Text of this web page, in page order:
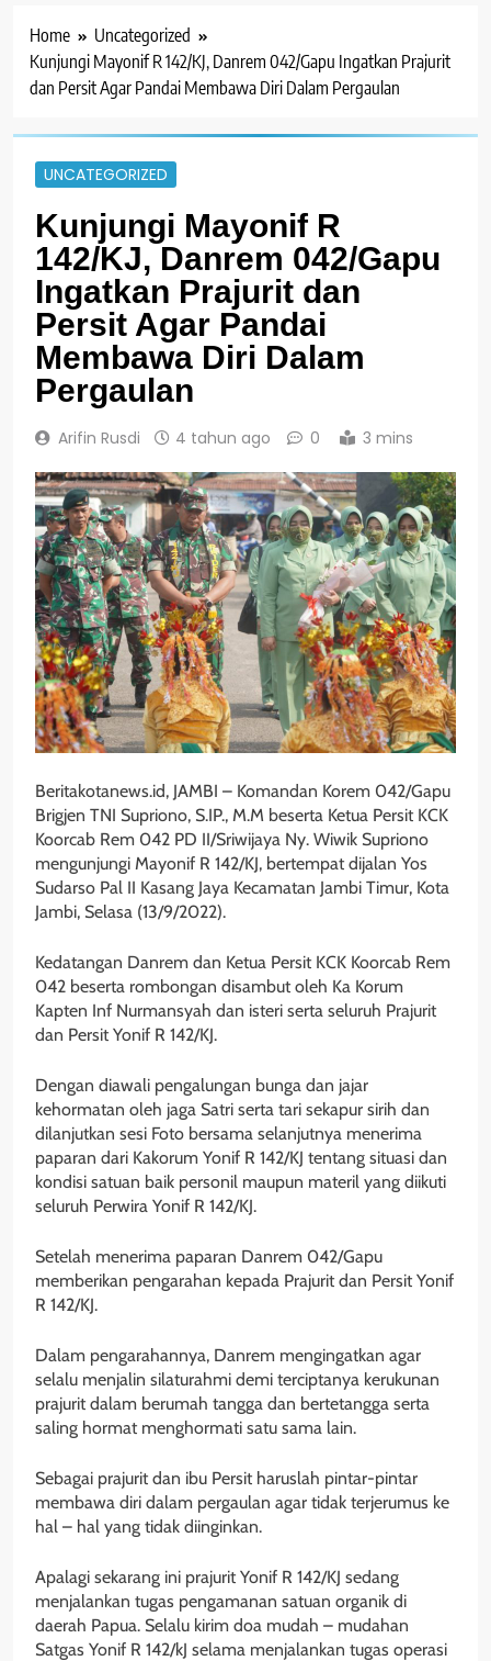
Home
Uncategorized
Kunjungi Mayonif R 142/KJ, Danrem 042/Gapu Ingatkan Prajurit
dan Persit Agar Pandai Membawa Diri Dalam Pergaulan
UNCATEGORIZED
Kunjungi Mayonif R
142/KJ, Danrem 042/Gapu
Ingatkan Prajurit dan
Persit Agar Pandai
Membawa Diri Dalam
Pergaulan
Arifin Rusdi 4 tahun ago 0 3 mins
Beritakotanews.id, JAMBI – Komandan Korem 042/Gapu
Brigjen TNI Supriono, S.IP., M.M beserta Ketua Persit KCK
Koorcab Rem 042 PD II/Sriwijaya Ny. Wiwik Supriono
mengunjungi Mayonif R 142/KJ, bertempat dijalan Yos
Sudarso Pal II Kasang Jaya Kecamatan Jambi Timur, Kota
Jambi, Selasa (13/9/2022).
Kedatangan Danrem dan Ketua Persit KCK Koorcab Rem
042 beserta rombongan disambut oleh Ka Korum
Kapten Inf Nurmansyah dan isteri serta seluruh Prajurit
dan Persit Yonif R 142/KJ.
Dengan diawali pengalungan bunga dan jajar
kehormatan oleh jaga Satri serta tari sekapur sirih dan
dilanjutkan sesi Foto bersama selanjutnya menerima
paparan dari Kakorum Yonif R 142/KJ tentang situasi dan
kondisi satuan baik personil maupun materil yang diikuti
seluruh Perwira Yonif R 142/KJ.
Setelah menerima paparan Danrem 042/Gapu
memberikan pengarahan kepada Prajurit dan Persit Yonif
R 142/KJ.
Dalam pengarahannya, Danrem mengingatkan agar
selalu menjalin silaturahmi demi terciptanya kerukunan
prajurit dalam berumah tangga dan bertetangga serta
saling hormat menghormati satu sama lain.
Sebagai prajurit dan ibu Persit haruslah pintar-pintar
membawa diri dalam pergaulan agar tidak terjerumus ke
hal – hal yang tidak diinginkan.
Apalagi sekarang ini prajurit Yonif R 142/KJ sedang
menjalankan tugas pengamanan satuan organik di
daerah Papua. Selalu kirim doa mudah – mudahan
Satgas Yonif R 142/kJ selama menjalankan tugas operasi